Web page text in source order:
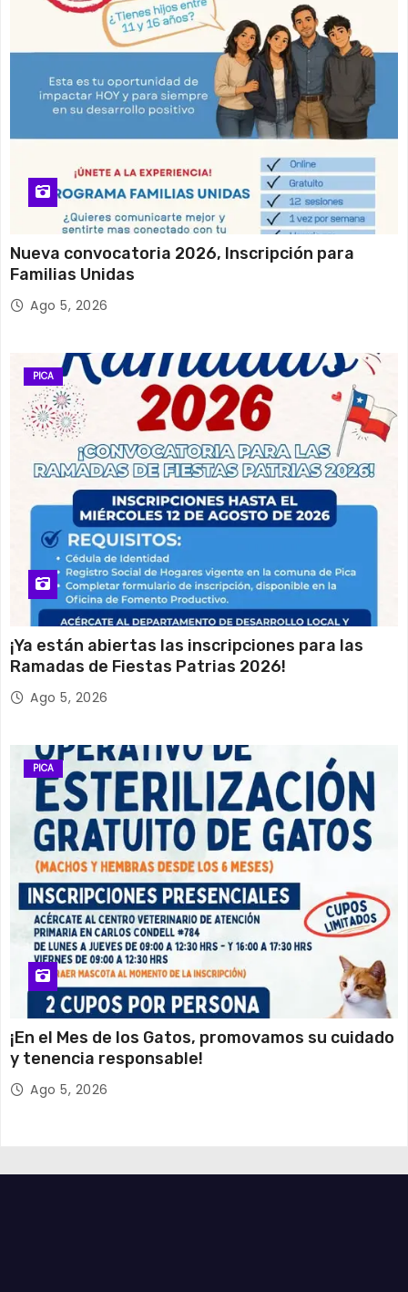
Nueva convocatoria 2026, Inscripción para
Familias Unidas
Ago 5, 2026
PICA
¡Ya están abiertas las inscripciones para las
Ramadas de Fiestas Patrias 2026!
Ago 5, 2026
PICA
¡En el Mes de los Gatos, promovamos su cuidado
y tenencia responsable!
Ago 5, 2026